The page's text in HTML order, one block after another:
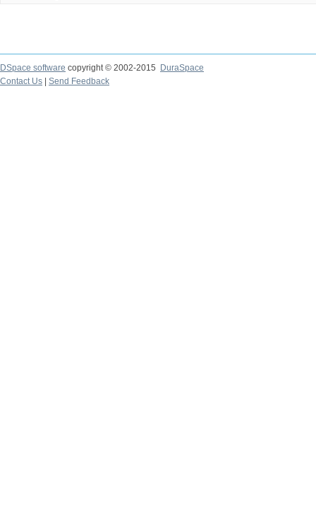
DSpace software copyright © 2002-2015
DuraSpace
Contact Us
Send Feedback